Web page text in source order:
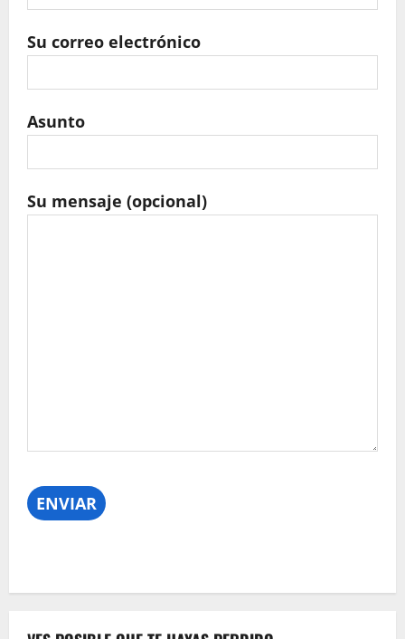
Su correo electrónico
Asunto
Su mensaje (opcional)